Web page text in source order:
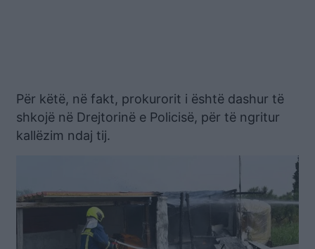
Për këtë, në fakt, prokurorit i është dashur të
shkojë në Drejtorinë e Policisë, për të ngritur
kallëzim ndaj tij.